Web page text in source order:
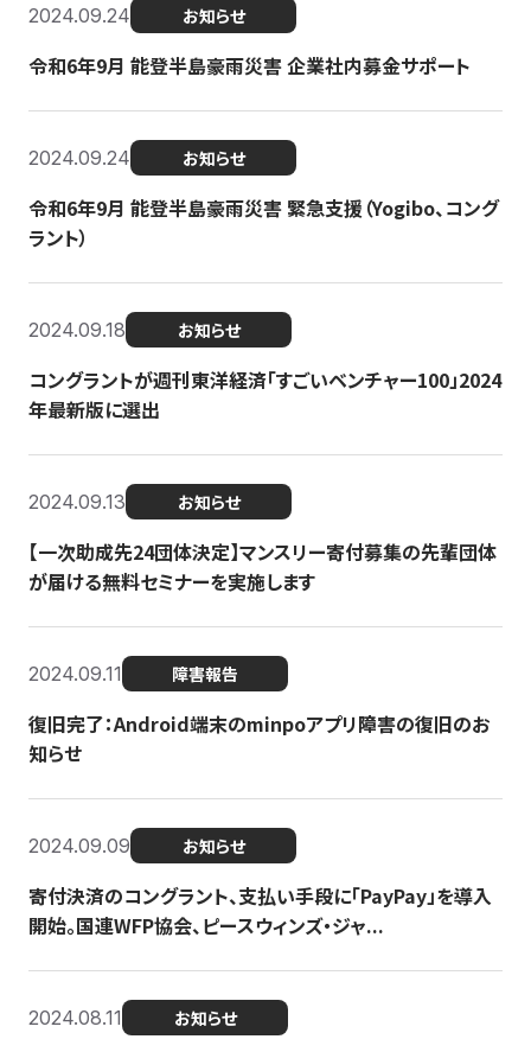
2024.09.24 お知らせ
令和6年9月 能登半島豪雨災害 企業社内募金サポート
2024.09.24 お知らせ
令和6年9月 能登半島豪雨災害 緊急支援（Yogibo、コング
ラント）
2024.09.18 お知らせ
コングラントが週刊東洋経済「すごいベンチャー100」2024
年最新版に選出
2024.09.13 お知らせ
【一次助成先24団体決定】マンスリー寄付募集の先輩団体
が届ける無料セミナーを実施します
2024.09.11 障害報告
復旧完了：Android端末のminpoアプリ障害の復旧のお
知らせ
2024.09.09 お知らせ
寄付決済のコングラント、支払い手段に「PayPay」を導入
開始。国連WFP協会、ピースウィンズ・ジャ...
2024.08.11 お知らせ